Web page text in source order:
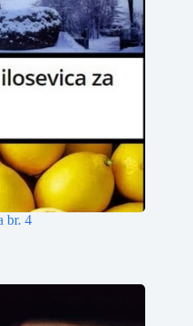
br. 4